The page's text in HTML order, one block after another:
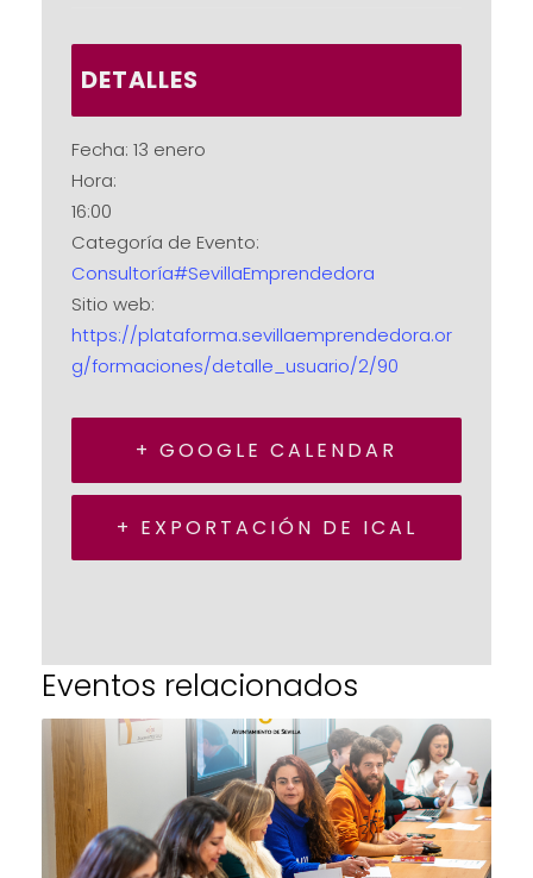
DETALLES
Fecha: 13 enero
Hora:
16:00
Categoría de Evento:
Consultoría#SevillaEmprendedora
Sitio web:
https://plataforma.sevillaemprendedora.or
g/formaciones/detalle_usuario/2/90
+ GOOGLE CALENDAR
+ EXPORTACIÓN DE ICAL
Eventos relacionados